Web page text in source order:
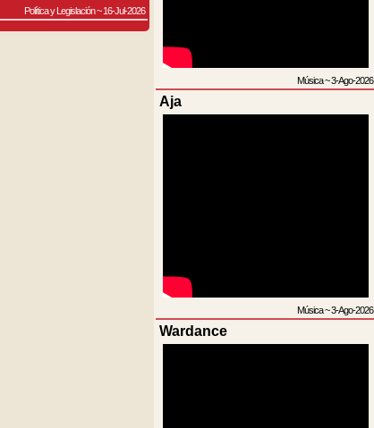
Política y Legislación~16-Jul-2026
Música~3-Ago-2026
Aja
Música~3-Ago-2026
Wardance